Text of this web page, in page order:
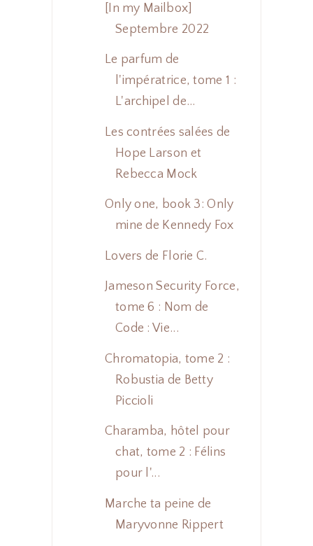
[In my Mailbox]
Septembre 2022
Le parfum de
l'impératrice, tome 1 :
L'archipel de...
Les contrées salées de
Hope Larson et
Rebecca Mock
Only one, book 3: Only
mine de Kennedy Fox
Lovers de Florie C.
Jameson Security Force,
tome 6 : Nom de
Code : Vie...
Chromatopia, tome 2 :
Robustia de Betty
Piccioli
Charamba, hôtel pour
chat, tome 2 : Félins
pour l'...
Marche ta peine de
Maryvonne Rippert